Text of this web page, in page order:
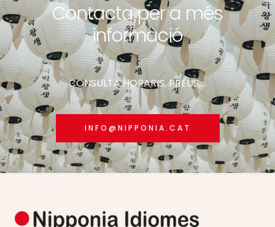
Contacta per a més
informació
CONSULTA HORARIS, PREUS,...
INFO@NIPPONIA.CAT